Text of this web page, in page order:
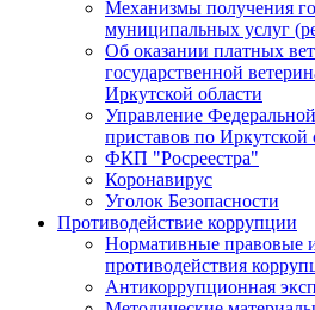
Механизмы получения
муниципальных услуг
Об оказании платных
государственной
Иркутской области
Управление
приставов по Иркутской
ФКП "Росреестра"
Коронавирус
Уголок Безопасности
Противодействие коррупции
Нормативные правовые
противодействия
Антикоррупционная